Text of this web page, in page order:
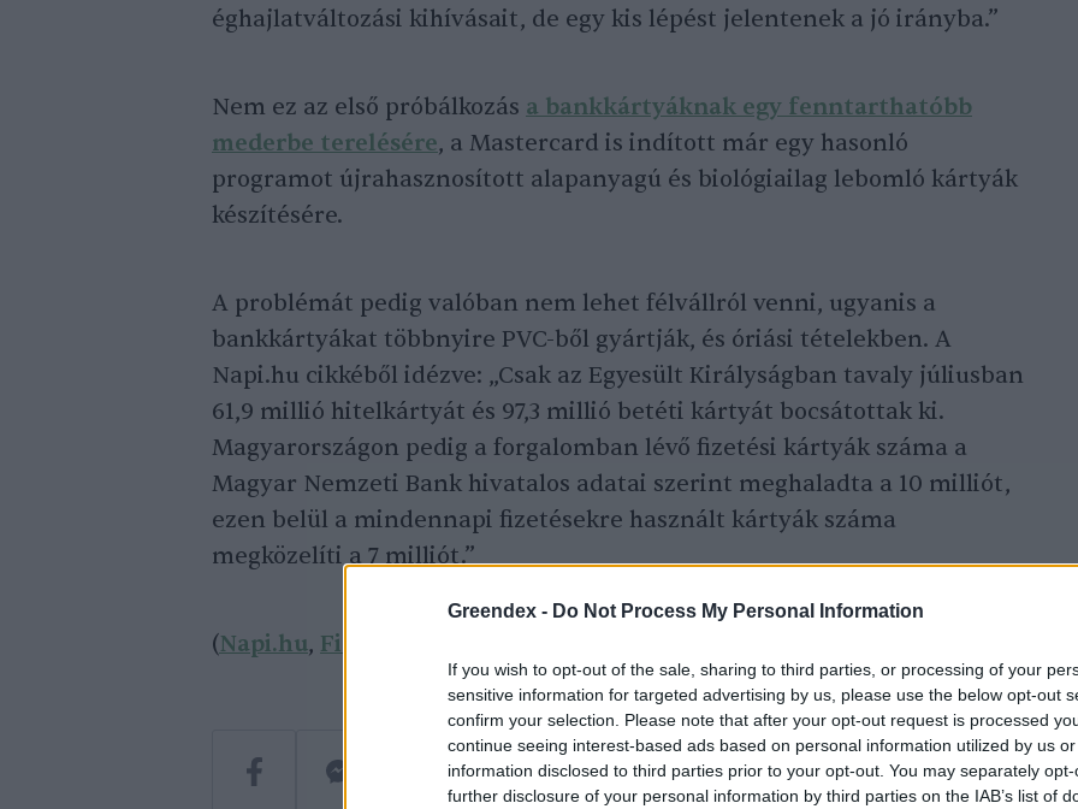
Greendex - Do Not Process My Personal Information
If you wish to opt-out of the sale, sharing to third parties, or processing of your
sensitive information for targeted advertising by us, please use the below opt-out
confirm your selection. Please note that after your opt-out request is processed
continue seeing interest-based ads based on personal information utilized by us
information disclosed to third parties prior to your opt-out. You may separately
further disclosure of your personal information by third parties on the IAB’s list of
éghajlatváltozási kihívásait, de egy kis lépést jelentenek a jó irányba.”
Nem ez az első próbálkozás a bankkártyáknak egy fenntarthatóbb
mederbe terelésére, a Mastercard is indított már egy hasonló
programot újrahasznosított alapanyagú és biológiailag lebomló kártyák
készítésére.
A problémát pedig valóban nem lehet félvállról venni, ugyanis a
bankkártyákat többnyire PVC-ből gyártják, és óriási tételekben. A
Napi.hu cikkéből idézve: „Csak az Egyesült Királyságban tavaly júliusban
61,9 millió hitelkártyát és 97,3 millió betéti kártyát bocsátottak ki.
Magyarországon pedig a forgalomban lévő fizetési kártyák száma a
Magyar Nemzeti Bank hivatalos adatai szerint meghaladta a 10 milliót,
ezen belül a mindennapi fizetésekre használt kártyák száma
megközelíti a 7 milliót.”
(Napi.hu, Finextra